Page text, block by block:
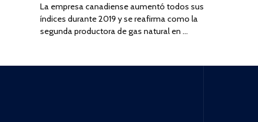
La empresa canadiense aumentó todos sus
índices durante 2019 y se reafirma como la
segunda productora de gas natural en …